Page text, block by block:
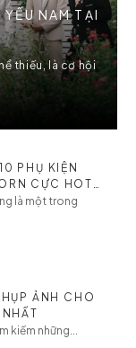
NAM TẠI
thiếu, là cơ hội
PHỤ KIỆN
CỰC HOT
là một trong
ẢNH CHO
kiếm những...